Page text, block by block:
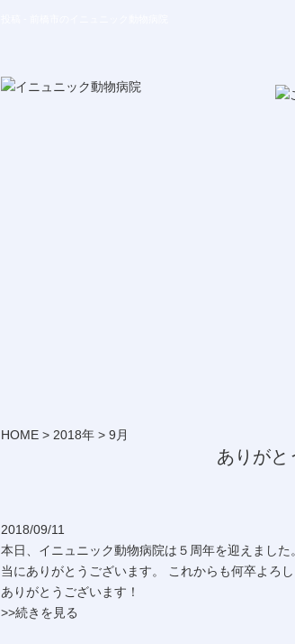
HOME > 2018年 > 9月
ありがと
2018/09/11
本日、イニュニック動物病院は５周年を迎えまし
当にありがとうございます。 これからも何卒よろ
ありがとうございます！
>>続きを見る